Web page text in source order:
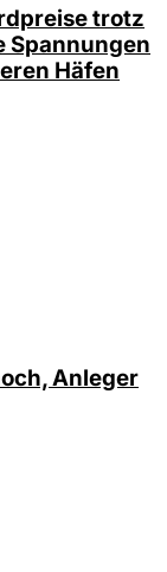
trotz
Spannungen
Häfen
Anleger